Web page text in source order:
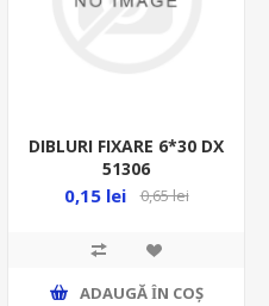
DIBLURI FIXARE 6*30 DX
51306
0,15 lei 0,65 lei
ADAUGĂ ȊN COŞ